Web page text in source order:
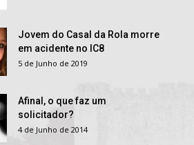
Jovem do Casal da Rola morre
em acidente no IC8
5 de Junho de 2019
Afinal, o que faz um
solicitador?
4 de Junho de 2014